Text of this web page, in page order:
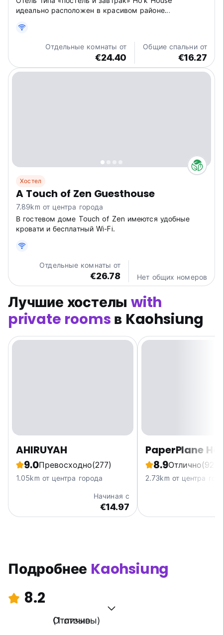
идеально расположен в красивом районе
Отдельные комнаты от
€24.40
Общие спальни от
€16.27
Хостел
A Touch of Zen Guesthouse
7.89km от центра города
В гостевом доме Touch of Zen имеются удобные
кровати и бесплатный Wi-Fi.
Отдельные комнаты от
€26.78 Нет общих номеров
Лучшие хостелыwith
private rooms в Kaohsiung
AHIRUYAH
9.0Превосходно(277)
1.05km от центра города
Начиная с
€14.97
PaperPlane
8.9Отлично(92)
2.73km от центра
Подробнее Kaohsiung
8.2
Отлично
(1 отзывы)